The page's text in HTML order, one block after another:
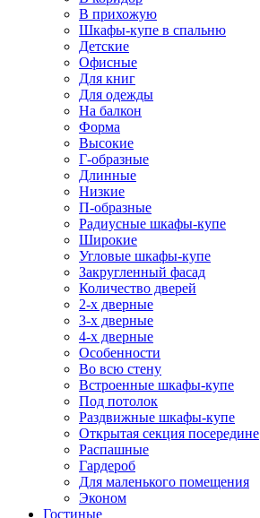
В прихожую
Шкафы-купе в спальню
Детские
Офисные
Для книг
Для одежды
На балкон
Форма
Высокие
Г-образные
Длинные
Низкие
П-образные
Радиусные шкафы-купе
Широкие
Угловые шкафы-купе
Закругленный фасад
Количество дверей
2-х дверные
3-х дверные
4-х дверные
Особенности
Во всю стену
Встроенные шкафы-купе
Под потолок
Раздвижные шкафы-купе
Открытая секция посередине
Распашные
Гардероб
Для маленького помещения
Эконом
Гостиные